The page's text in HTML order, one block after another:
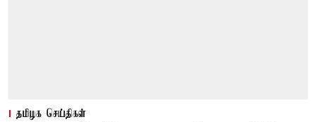
தமிழக செய்திகள்